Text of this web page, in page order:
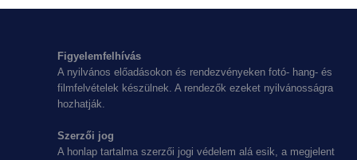
Figyelemfelhívás
A nyilvános előadásokon és rendezvényeken fotó- hang- és
filmfelvételek készülnek. A rendezők ezeket nyilvánosságra
hozhatják.
Szerzői jog
A honlap tartalma szerzői jogi védelem alá esik, a megjelent